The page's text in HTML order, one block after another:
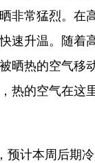
非常猛烈。在
速升温。随着
晒热的空气移
热的空气在这
计本周后期